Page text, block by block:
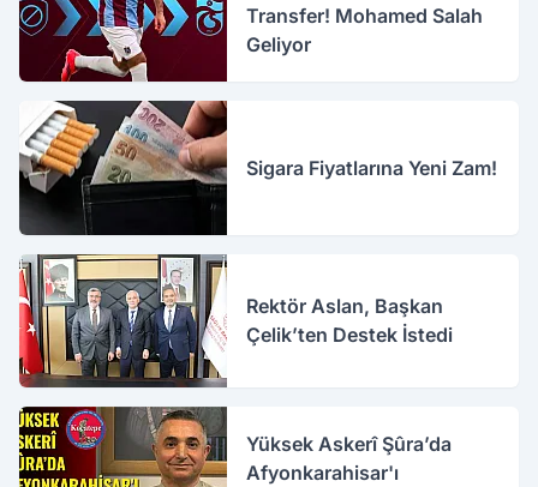
Transfer! Mohamed Salah
Geliyor
Sigara Fiyatlarına Yeni Zam!
Rektör Aslan, Başkan
Çelik’ten Destek İstedi
Yüksek Askerî Şûra’da
Afyonkarahisar'ı